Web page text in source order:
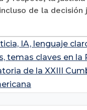
de la decisión
IA, lenguaje
temas claves en la
de la XXIII